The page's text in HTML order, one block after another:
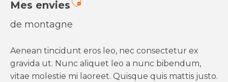
Mes enviesAjouter aux favoris
de montagne
Aenean tincidunt eros leo, nec consectetur ex
gravida ut. Nunc aliquet leo a nunc bibendum,
vitae molestie mi laoreet. Quisque quis mattis justo.